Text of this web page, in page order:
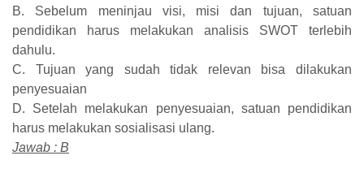
B. Sebelum meninjau visi, misi dan tujuan, satuan
pendidikan harus melakukan analisis SWOT terlebih
dahulu.
C. Tujuan yang sudah tidak relevan bisa dilakukan
penyesuaian
D. Setelah melakukan penyesuaian, satuan pendidikan
harus melakukan sosialisasi ulang.
Jawab : B